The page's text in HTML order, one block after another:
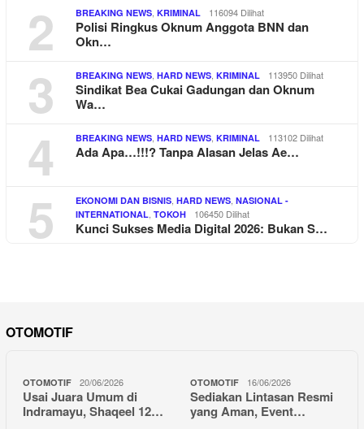
2 BREAKING NEWS KRIMINAL 116094 Dilihat
Polisi Ringkus Oknum Anggota BNN dan
Okn…
3 BREAKING NEWS HARD NEWS KRIMINAL 113950 Dilihat
Sindikat Bea Cukai Gadungan dan Oknum
Wa…
4 BREAKING NEWS HARD NEWS KRIMINAL 113102 Dilihat
Ada Apa…!!!? Tanpa Alasan Jelas Ae…
5 EKONOMI DAN BISNIS HARD NEWS NASIONAL -
INTERNATIONAL TOKOH 106450 Dilihat
Kunci Sukses Media Digital 2026: Bukan S…
OTOMOTIF
OTOMOTIF 20/06/2026
Usai Juara Umum di
Indramayu, Shaqeel 12…
OTOMOTIF 16/06/2026
Sediakan Lintasan Resmi
yang Aman, Event…